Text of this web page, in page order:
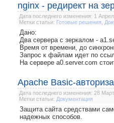
nginx - редирект на
Дата последнего изменения: 1
Метки статьи: Готовые решения
Дано:
Два сервера с зеркалом -
Время от времени, до
Запрос к файлам идет по
На сервере a0.server.com
Apache Basic-
Дата последнего изменения: 28
Метки статьи: Документация
Защита сайта средствами
надежных способов.